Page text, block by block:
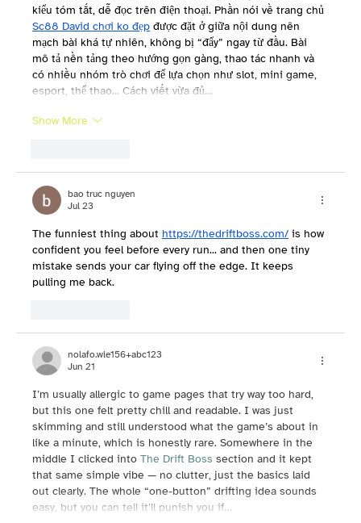
kiểu tóm tắt, dễ đọc trên điện thoại. Phần nói về trang chủ
Sc88 David chơi ko đẹp được đặt ở giữa nội dung nên
mạch bài khá tự nhiên, không bị “đẩy” ngay từ đầu. Bài
mô tả nền tảng theo hướng gọn gàng, thao tác nhanh và
có nhiều nhóm trò chơi để lựa chọn như slot, mini game,
esport, thể thao... Cách viết vừa đủ…
Show More
bao truc nguyen
Jul 23
The funniest thing about https://thedriftboss.com/ is how
confident you feel before every run... and then one tiny
mistake sends your car flying off the edge. It keeps
pulling me back.
nolafo.wle156+abc123
Jun 21
I’m usually allergic to game pages that try way too hard,
but this one felt pretty chill and readable. I was just
skimming and still understood what the game’s about in
like a minute, which is honestly rare. Somewhere in the
middle I clicked into The Drift Boss section and it kept
that same simple vibe — no clutter, just the basics laid
out clearly. The whole “one-button” drifting idea sounds
easy, but you can tell it’ll punish you if…